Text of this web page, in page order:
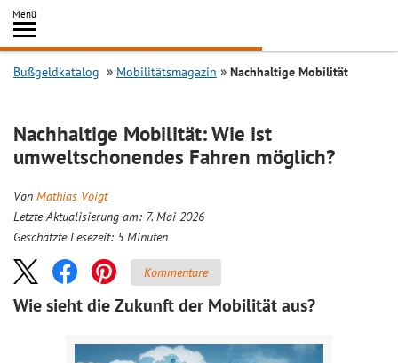
Inhalt
springen
Menü
Search
Bußgeldkatalog Mobilitätsmagazin Nachhaltige Mobilität
Nachhaltige Mobilität: Wie ist
umweltschonendes Fahren möglich?
Von Mathias Voigt
Letzte Aktualisierung am: 7. Mai 2026
Geschätzte Lesezeit: 5 Minuten
Kommentare
Wie sieht die Zukunft der Mobilität aus?